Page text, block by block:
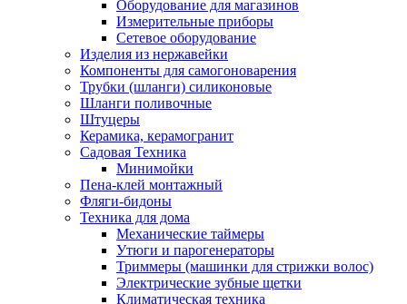
Оборудование для магазинов
Измерительные приборы
Сетевое оборудование
Изделия из нержавейки
Компоненты для самогоноварения
Трубки (шланги) силиконовые
Шланги поливочные
Штуцеры
Керамика, керамогранит
Садовая Техника
Минимойки
Пена-клей монтажный
Фляги-бидоны
Техника для дома
Механические таймеры
Утюги и парогенераторы
Триммеры (машинки для стрижки волос)
Электрические зубные щетки
Климатическая техника